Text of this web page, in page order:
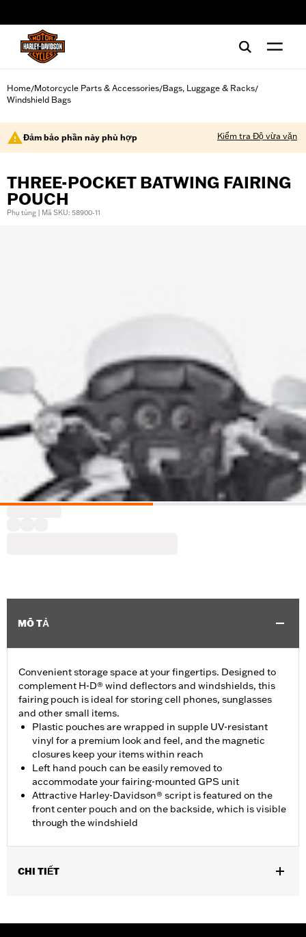
Home/Motorcycle Parts & Accessories/Bags, Luggage & Racks/
Windshield Bags
Đảm bảo phần này phù hợp Kiểm tra Độ vừa vặn
THREE-POCKET BATWING FAIRING
POUCH
Phụ tùng | Mã SKU: 58900-11
MÔ TẢ
Convenient storage space at your fingertips. Designed to
complement H-D® wind deflectors and windshields, this
fairing pouch is ideal for storing cell phones, sunglasses
and other small items.
Plastic pouches are wrapped in supple UV-resistant
vinyl for a premium look and feel, and the magnetic
closures keep your items within reach
Left hand pouch can be easily removed to
accommodate your fairing-mounted GPS unit
Attractive Harley-Davidson® script is featured on the
front center pouch and on the backside, which is visible
through the windshield
CHI TIẾT